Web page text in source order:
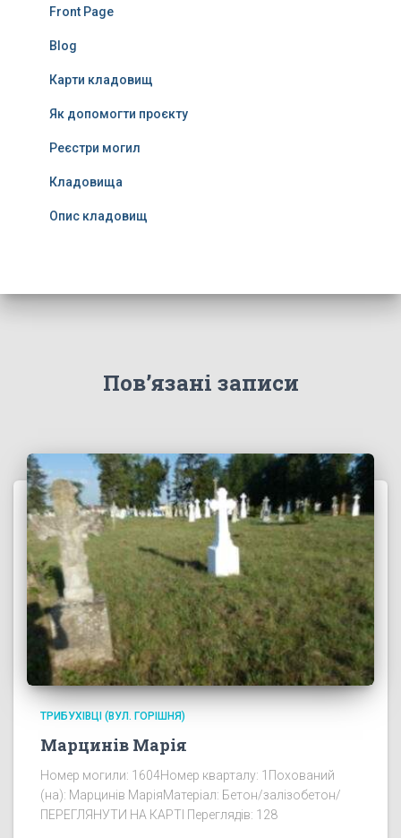
Front Page
Blog
Карти кладовищ
Як допомогти проєкту
Реєстри могил
Кладовища
Опис кладовищ
Пов’язані записи
ТРИБУХІВЦІ (ВУЛ. ГОРІШНЯ)
Марцинів Марія
Номер могили: 1604Номер кварталу: 1Похований
(на): Марцинів МаріяМатеріал: Бетон/залізобетон/
ПЕРЕГЛЯНУТИ НА КАРТІ Переглядів: 128